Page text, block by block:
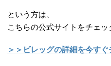
という方は、
こちらの公式サイトをチェッ
＞＞ビレッグの詳細を今すぐ